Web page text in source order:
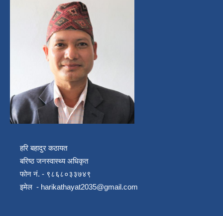
हरि बहादुर कठायत
बरिष्ठ जनस्वास्थ्य अधिकृत
फोन नं. - ९८६८०३३७४९
इमेल - harikathayat2035@gmail.com